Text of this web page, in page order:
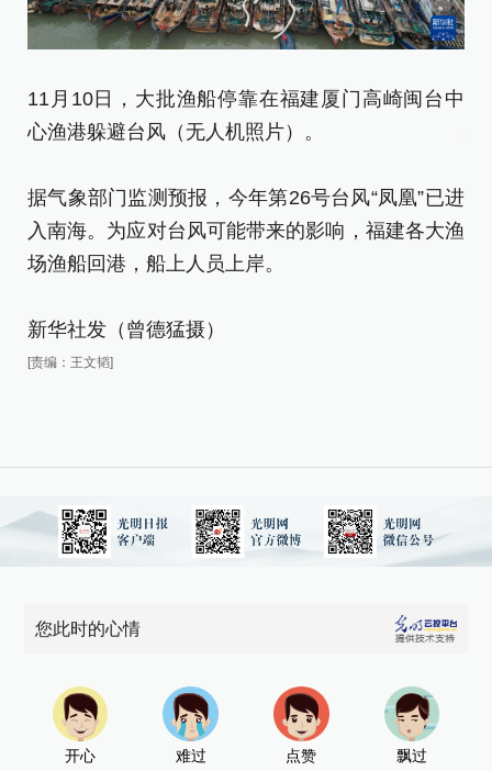
11月10日，大批渔船停靠在福建厦门高崎闽台中
心渔港躲避台风（无人机照片）。
据气象部门监测预报，今年第26号台风“凤凰”已进
入南海。为应对台风可能带来的影响，福建各大渔
场渔船回港，船上人员上岸。
新华社发（曾德猛摄）
[责编：王文韬]
您此时的心情
开心 难过 点赞 飘过